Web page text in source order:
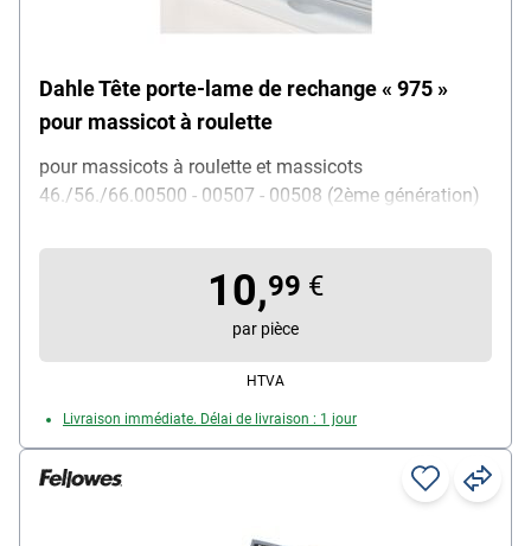
Dahle Tête porte-lame de rechange « 975 »
pour massicot à roulette
pour massicots à roulette et massicots
46./56./66.00500 - 00507 - 00508 (2ème génération)
10,99 €
par pièce
HTVA
Livraison immédiate. Délai de livraison : 1 jour